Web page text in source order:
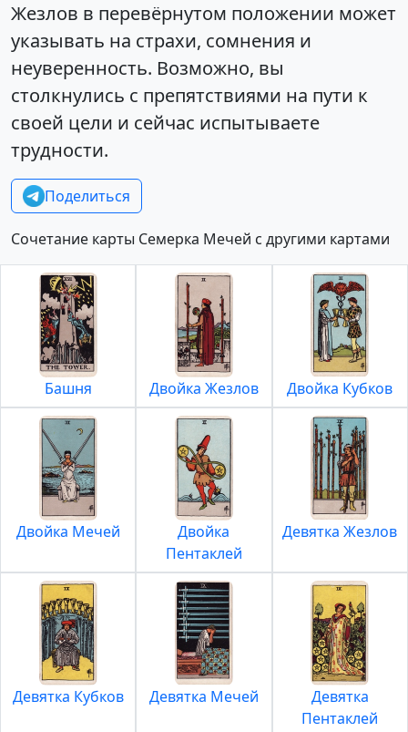
Жезлов в перевёрнутом положении может
указывать на страхи, сомнения и
неуверенность. Возможно, вы
столкнулись с препятствиями на пути к
своей цели и сейчас испытываете
трудности.
Поделиться
Сочетание карты Семерка Мечей с другими картами
Башня Двойка Жезлов Двойка Кубков
Двойка Мечей
Двойка
Пентаклей
Девятка Жезлов
Девятка Кубков Девятка Мечей
Девятка
Пентаклей